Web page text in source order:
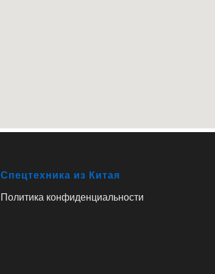
Спецтехника из Китая
Политика конфиденциальности